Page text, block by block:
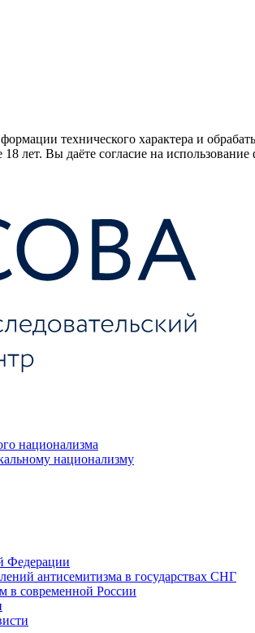
технического характера и
лет. Вы даёте согласие на
национализма
национализму
Федерации
антисемитизма в государствах СНГ
в современной России